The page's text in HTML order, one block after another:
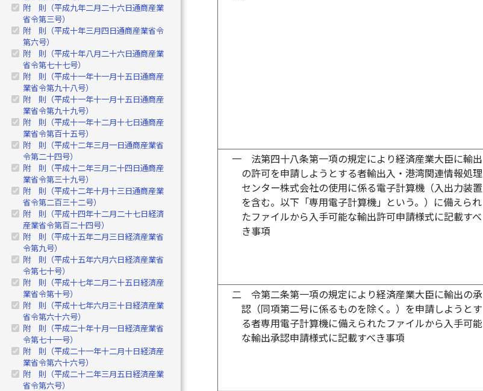
附 則（平成九年二月二十六日通商産業
省令第三号）
附 則（平成十年三月四日通商産業省令
第六号）
附 則（平成十年八月二十六日通商産業
省令第七十七号）
附 則（平成十一年十一月十五日通商産
業省令第九十八号）
附 則（平成十一年十一月十五日通商産
業省令第九十九号）
附 則（平成十一年十二月十七日通商産
業省令第百十五号）
附 則（平成十二年三月一日通商産業省
令第二十四号）
附 則（平成十二年三月二十四日通商産
業省令第三十九号）
附 則（平成十二年十月十三日通商産業
省令第二百三十二号）
附 則（平成十四年十二月二十七日経済
産業省令第百二十四号）
附 則（平成十五年二月三日経済産業省
令第九号）
附 則（平成十五年六月六日経済産業省
令第七十号）
附 則（平成十七年二月二十五日経済産
業省令第十号）
附 則（平成十七年六月三十日経済産業
省令第六十六号）
附 則（平成二十年十月一日経済産業省
令第七十一号）
附 則（平成二十一年十二月十日経済産
業省令第六十六号）
附 則（平成二十二年三月五日経済産業
省令第六号）
一
法第四十八条第一項の規定により経済産業大臣に輸出
の許可を申請しようとする者輸出入・港湾関連情報処理
センター株式会社の使用に係る電子計算機（入出力装置
を含む。以下「専用電子計算機」という。）に備えられ
たファイルから入手可能な輸出許可申請様式に記載すべ
き事項
二
令第二条第一項の規定により経済産業大臣に輸出の承
認（同項第二号に係るものを除く。）を申請しようとす
る者専用電子計算機に備えられたファイルから入手可能
な輸出承認申請様式に記載すべき事項